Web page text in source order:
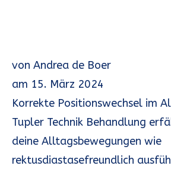
von Andrea de Boer
am 15. März 2024
Korrekte Positionswechsel im
Tupler Technik Behandlung
deine Alltagsbewegungen wie
rektusdiastasefreundlich